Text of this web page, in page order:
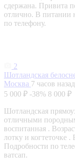
сдержана. Привита
отлично. В питании
по телефону.
2
Шотландская
Москва 7 часов назад
5 000 ₽ -38% 8 000 ₽
Шотландская
отличными
воспитанная .
лотку и когтеточке
Подробности по
ватсап.